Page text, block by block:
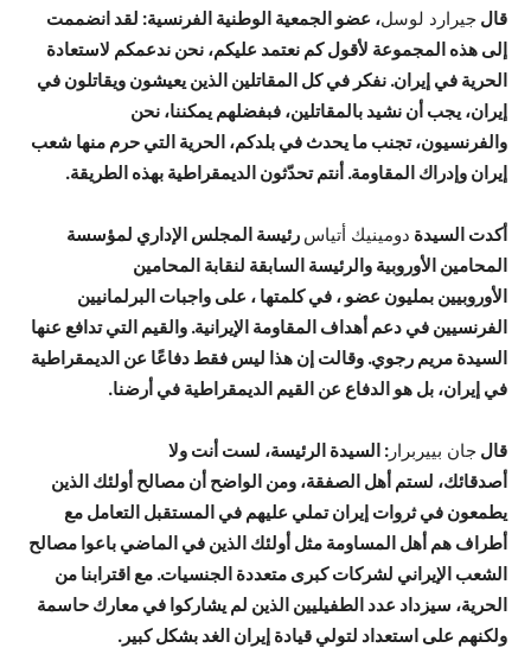
قال جيرارد لوسل، عضو الجمعية الوطنية الفرنسية: لقد انضممت
إلى هذه المجموعة لأقول كم نعتمد عليكم، نحن ندعمكم لاستعادة
الحرية في إيران. نفكر في كل المقاتلين الذين يعيشون ويقاتلون في
إيران، يجب أن نشيد بالمقاتلين، فبفضلهم يمكننا، نحن
والفرنسيون،تجنب ما يحدث في بلدكم، الحرية التي حرم منها شعب
إيران وإدراك المقاومة. أنتم تحدّثون الديمقراطية بهذه الطريقة.
أكدت السيدة دومينيك أتياس رئيسة المجلس الإداري لمؤسسة
المحامين الأوروبية والرئيسة السابقة لنقابة المحامين
الأوروبيين بمليون عضو ، في كلمتها ، على واجبات البرلمانيين
الفرنسيين في دعم أهداف المقاومة الإيرانية. والقيم التي تدافع عنها
السيدة مريم رجوي. وقالت إن هذا ليس فقط دفاعًا عن الديمقراطية
في إيران، بل هو الدفاع عن القيم الديمقراطية في أرضنا.
قال جان بييربرار : السيدة الرئيسة، لست أنت ولا
أصدقائك، لستم أهل الصفقة، ومن الواضح أن مصالح أولئك الذين
يطمعون في ثروات إيران تملي عليهم في المستقبل التعامل مع
أطراف هم أهل المساومة مثل أولئك الذين في الماضي باعوا مصالح
الشعب الإيراني لشركات كبرى متعددة الجنسيات. مع اقترابنا من
الحرية، سيزداد عدد الطفيليين الذين لم يشاركوا في معارك حاسمة
ولكنهم على استعداد لتولي قيادة إيران الغد بشكل كبير.